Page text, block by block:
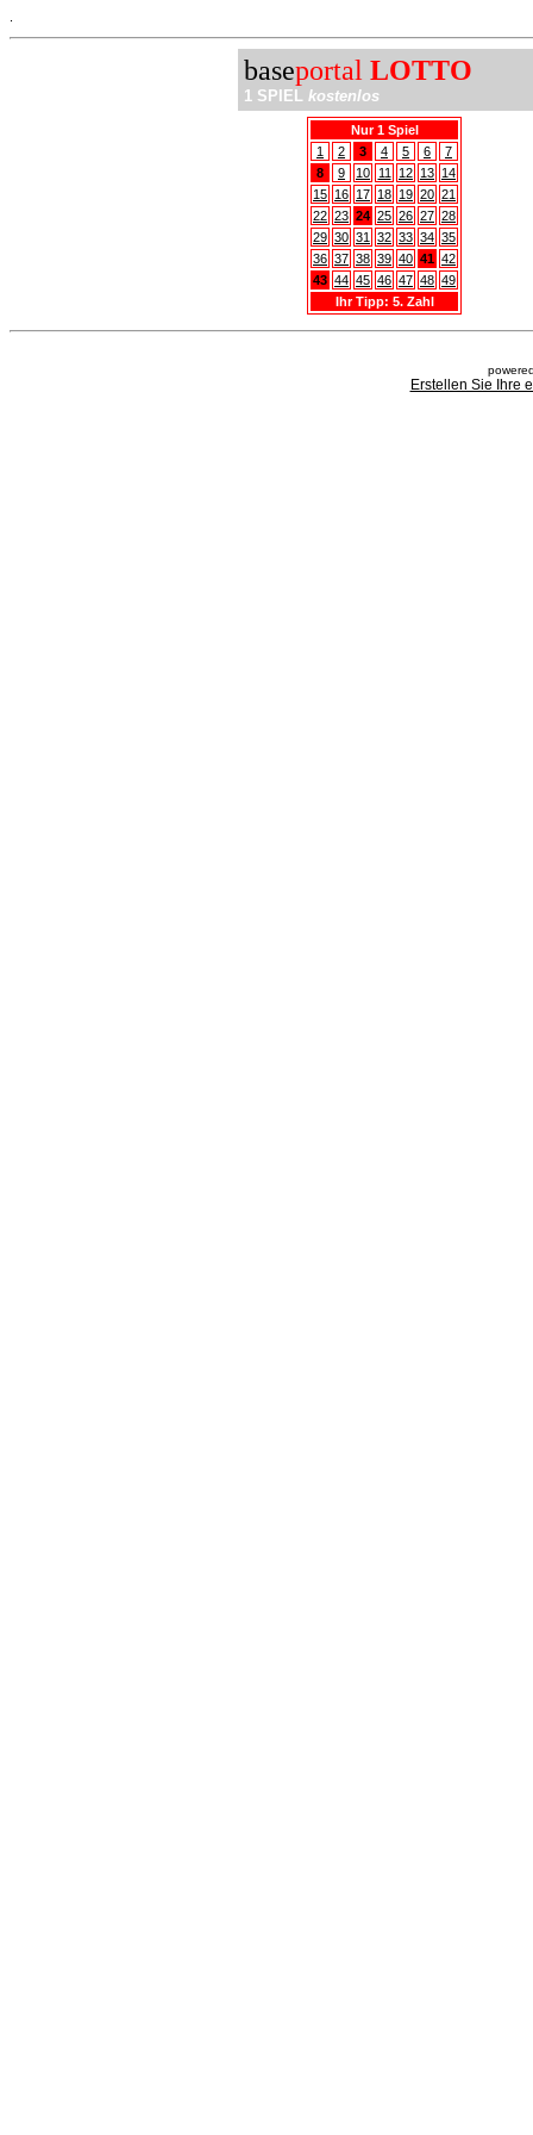
baseportal LOTTO
1 SPIEL kostenlos
Nur 1 Spiel
1
2 3 4 5 6
7
8
9 10 11 12 13 14
15 16 17 18 19 20 21
22 23 24 25 26 27 28
29 30 31 32 33 34 35
36 37 38 39 40 41 42
43 44 45 46 47 48 49
Ihr Tipp: 5. Zahl
Erstellen Sie Ihre